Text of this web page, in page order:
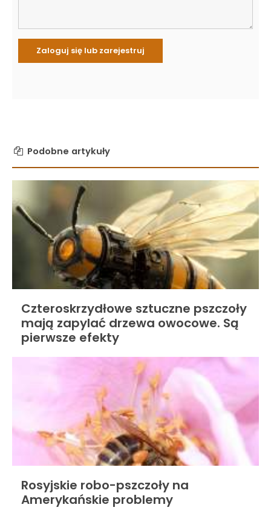
Podobne artykuły
Czteroskrzydłowe sztuczne pszczoły
mają zapylać drzewa owocowe. Są
pierwsze efekty
Rosyjskie robo-pszczoły na
Amerykańskie problemy